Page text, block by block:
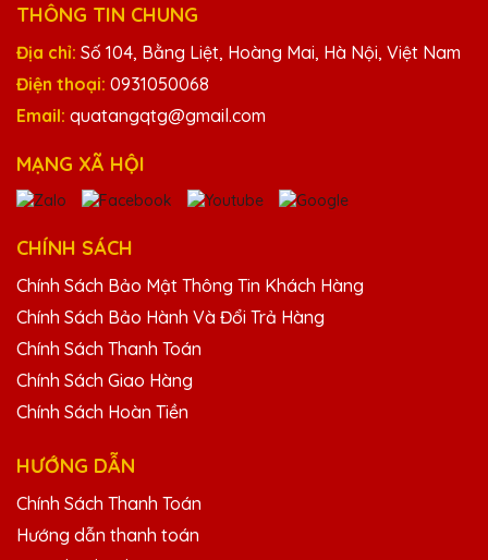
Dịch vụ khách hàng của Quà Tặng Pha Lê
QTG rất nhiệt tình và chuyên nghiệp. Sẽ tiếp
tục ủng hộ!
Lê Thị Mỹ
Thiết kế cúp pha lê tại Quà Tặng Pha Lê
QTG thật sự ấn tượng. Mỗi lần nhìn vào, tôi
lại càng yêu thích hơn!
Vũ Văn Sơn
25/11/2025
đến những chiếc cúp pha lê tuyệt vời cho sự
kiện của chúng tôi.
Lê Thị Yến
THÔNG TIN CHUNG
Địa chỉ: Số 104, Bằng Liệt, Hoàng Mai, Hà Nội, Việt Nam
Điện thoại: 0931050068
Email: quatangqtg@gmail.com
MẠNG XÃ HỘI
CHÍNH SÁCH
Chính Sách Bảo Mật Thông Tin Khách Hàng
Chính Sách Bảo Hành Và Đổi Trả Hàng
Chính Sách Thanh Toán
Chính Sách Giao Hàng
Chính Sách Hoàn Tiền
HƯỚNG DẪN
Chính Sách Thanh Toán
Hướng dẫn thanh toán